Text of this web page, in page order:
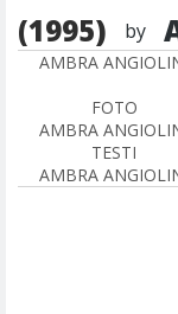
(1995)
by
AMBRA
FOTO
AMBRA
TESTI
AMBRA